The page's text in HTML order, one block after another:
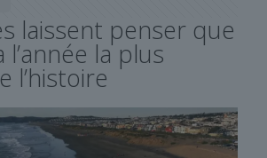
laissent penser que
l’année la plus
l’histoire